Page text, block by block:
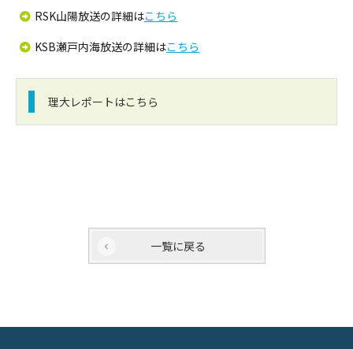
RSK山陽放送の詳細はこちら
KSB瀬戸内海放送の詳細はこちら
理大レポートはこちら
一覧に戻る